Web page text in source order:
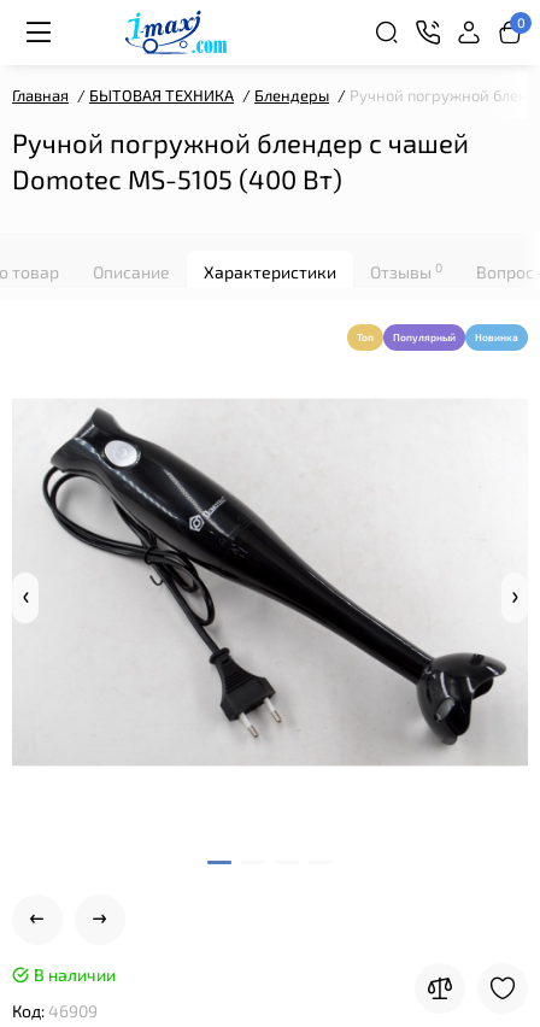
0
Главная БЫТОВАЯ ТЕХНИКА Блендеры Ручной погружной
Ручной погружной блендер с чашей
Domotec MS-5105 (400 Вт)
товар Описание Характеристики Отзывы 0 Вопрос
Топ Популярный Новинка
В наличии
Код:46909